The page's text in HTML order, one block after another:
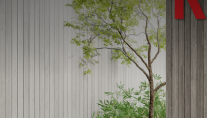
Trova progetti e organizzazioni
IT